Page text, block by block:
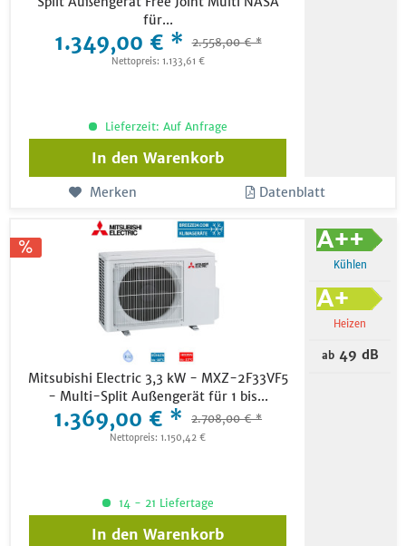
für...
1.349,00 € * 2.558,00 € *
Nettopreis: 1.133,61 €
Lieferzeit: Auf Anfrage
In den Warenkorb
Merken Datenblatt
Mitsubishi Electric 3,3 kW - MXZ-2F33VF5
- Multi-Split Außengerät für 1 bis...
1.369,00 € * 2.708,00 € *
Nettopreis: 1.150,42 €
Kühlen
Heizen
ab49 dB
14 - 21 Liefertage
In den Warenkorb